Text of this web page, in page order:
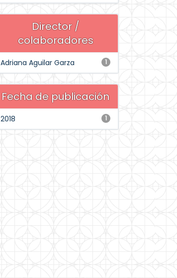
Director /
colaboradores
1
Adriana Aguilar Garza
Fecha de publicación
1
2018